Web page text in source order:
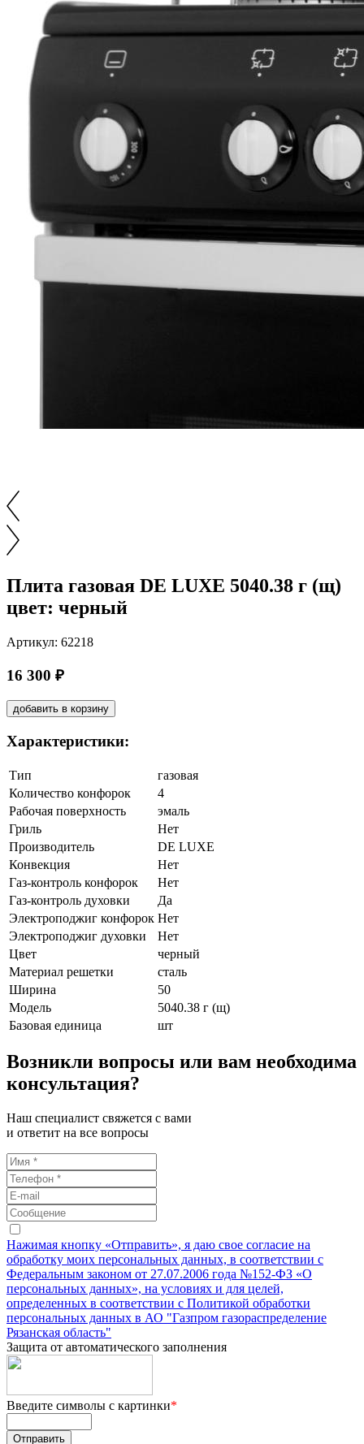
Плита газовая DE LUXE 5040.38 г (щ)
цвет: черный
Артикул: 62218
16 300 ₽
добавить в корзину
Характеристики:
Тип
газовая
Количество конфорок
4
Рабочая поверхность
эмаль
Гриль
Нет
Производитель
DE LUXE
Конвекция
Нет
Газ-контроль конфорок
Нет
Газ-контроль духовки
Да
Электроподжиг конфорок Нет
Электроподжиг духовки
Нет
Цвет
черный
Материал решетки
сталь
Ширина
50
Модель
5040.38 г (щ)
Базовая единица
шт
Возникли вопросы или вам необходима
консультация?
Наш специалист свяжется с вами
и ответит на все вопросы
Нажимая кнопку «Отправить», я даю свое согласие на
обработку моих персональных данных, в соответствии с
Федеральным законом от 27.07.2006 года №152-ФЗ «О
персональных данных», на условиях и для целей,
определенных в соответствии с Политикой обработки
персональных данных в АО "Газпром газораспределение
Рязанская область"
Защита от автоматического заполнения
Введите символы с картинки*